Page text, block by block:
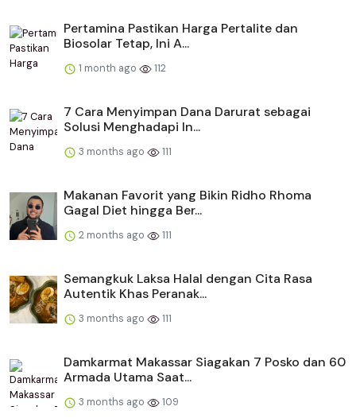
Pertamina Pastikan Harga Pertalite dan
Biosolar Tetap, Ini A...
1 month ago 112
​​7 Cara Menyimpan Dana Darurat sebagai
Solusi Menghadapi In...
3 months ago 111
Makanan Favorit yang Bikin Ridho Rhoma
Gagal Diet hingga Ber...
2 months ago 111
Semangkuk Laksa Halal dengan Cita Rasa
Autentik Khas Peranak...
3 months ago 111
Damkarmat Makassar Siagakan 7 Posko dan 60
Armada Utama Saat...
3 months ago 109